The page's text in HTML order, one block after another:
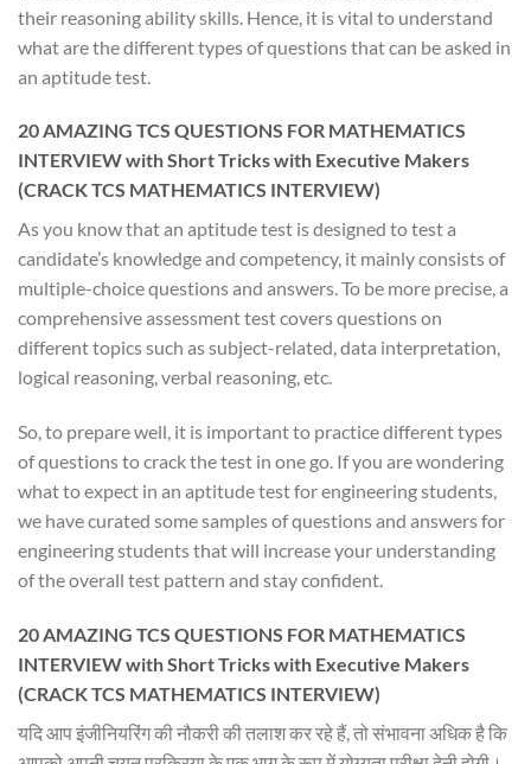
their reasoning ability skills. Hence, it is vital to understand
what are the different types of questions that can be asked in
an aptitude test.
20 AMAZING TCS QUESTIONS FOR MATHEMATICS
INTERVIEW with Short Tricks with Executive Makers
(CRACK TCS MATHEMATICS INTERVIEW)
As you know that an aptitude test is designed to test a
candidate’s knowledge and competency, it mainly consists of
multiple-choice questions and answers. To be more precise, a
comprehensive assessment test covers questions on
different topics such as subject-related, data interpretation,
logical reasoning, verbal reasoning, etc.
So, to prepare well, it is important to practice different types
of questions to crack the test in one go. If you are wondering
what to expect in an aptitude test for engineering students,
we have curated some samples of questions and answers for
engineering students that will increase your understanding
of the overall test pattern and stay confident.
20 AMAZING TCS QUESTIONS FOR MATHEMATICS
INTERVIEW with Short Tricks with Executive Makers
(CRACK TCS MATHEMATICS INTERVIEW)
यदि आप इंजीनियरिंग की नौकरी की तलाश कर रहे हैं, तो संभावना अधिक है कि